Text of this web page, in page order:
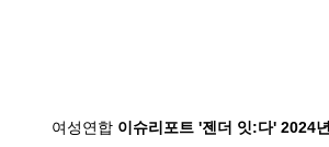
여성연합 이슈리포트 '젠더 잇:다' 2024